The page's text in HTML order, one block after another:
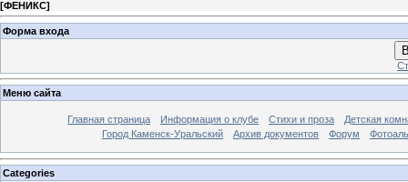
[ФЕНИКС]
Форма входа
Меню сайта
Главная страница Информация о клубе Стихи и проза
Детская
Город Каменск-Уральский
Архив документов Форум
Categories